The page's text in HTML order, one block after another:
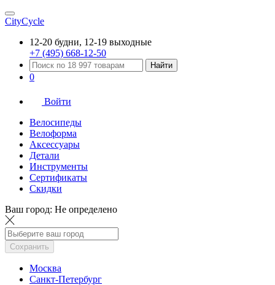
CityCycle
12-20 будни, 12-19 выходные
+7 (495) 668-12-50
Найти
0
Войти
Велосипеды
Велоформа
Аксессуары
Детали
Инструменты
Сертификаты
Скидки
Ваш город: Не определено
Сохранить
Москва
Санкт-Петербург